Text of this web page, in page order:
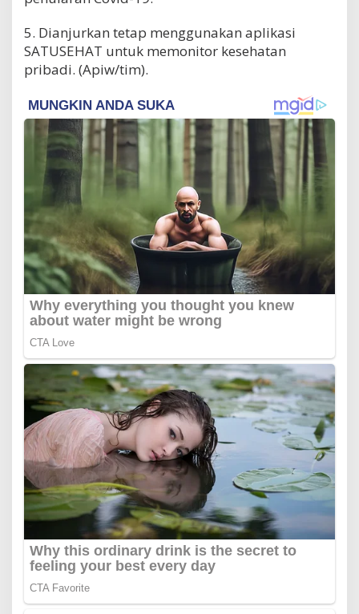
5. Dianjurkan tetap menggunakan aplikasi
SATUSEHAT untuk memonitor kesehatan
pribadi. (Apiw/tim).